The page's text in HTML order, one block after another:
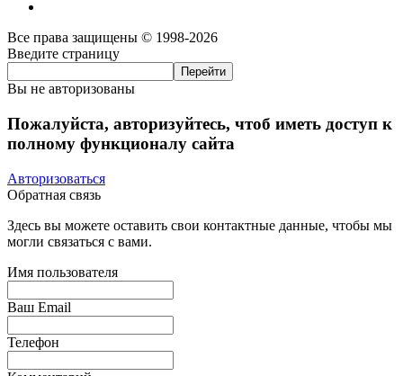
Все права защищены © 1998-2026
Введите страницу
Вы не авторизованы
Пожалуйста, авторизуйтесь, чтоб иметь доступ к
полному функционалу сайта
Авторизоваться
Обратная связь
Здесь вы можете оставить свои контактные данные, чтобы мы
могли связаться с вами.
Имя пользователя
Ваш Email
Телефон